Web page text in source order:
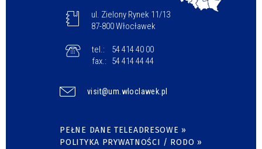
ul. Zielony Rynek 11/13
87-800 Włocławek
tel.:
54 414 40 00
fax.:
54 414 44 44
visit@um.wloclawek.pl
PEŁNE DANE TELEADRESOWE »
POLITYKA PRYWATNOŚCI / RODO »